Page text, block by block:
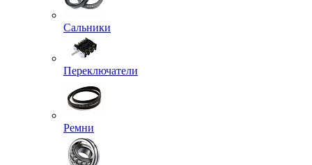
Сальники
Переключатели
Ремни